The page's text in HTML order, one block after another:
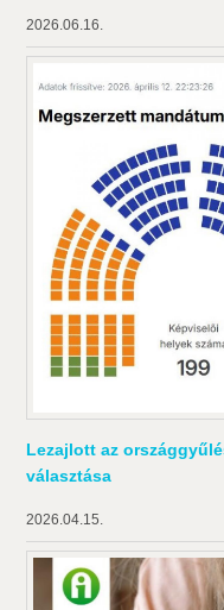
2026.06.16.
Lezajlott az
választása
2026.04.15.